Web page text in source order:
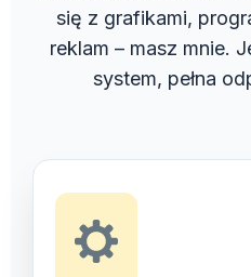
się z grafikami,
reklam – masz mnie.
system, pełna